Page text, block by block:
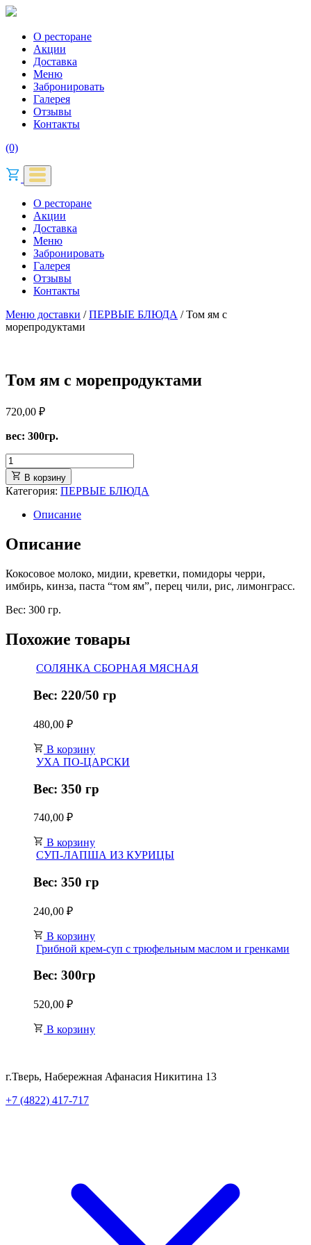
О ресторане
Акции
Доставка
Меню
Забронировать
Галерея
Отзывы
Контакты
(0)
О ресторане
Акции
Доставка
Меню
Забронировать
Галерея
Отзывы
Контакты
Меню доставки /ПЕРВЫЕ БЛЮДА / Том ям с
морепродуктами
Том ям с морепродуктами
720,00 ₽
вес: 300гр.
В корзину
Категория: ПЕРВЫЕ БЛЮДА
Описание
Описание
Кокосовое молоко, мидии, креветки, помидоры черри,
имбирь, кинза, паста “том ям”, перец чили, рис, лимонграсс.
Вес: 300 гр.
Похожие товары
СОЛЯНКА СБОРНАЯ МЯСНАЯ
Вес: 220/50 гр
480,00 ₽
В корзину
УХА ПО-ЦАРСКИ
Вес: 350 гр
740,00 ₽
В корзину
СУП-ЛАПША ИЗ КУРИЦЫ
Вес: 350 гр
240,00 ₽
В корзину
Грибной крем-суп с трюфельным маслом и гренками
Вес: 300гр
520,00 ₽
В корзину
г.Тверь, Набережная Афанасия Никитина 13
+7 (4822) 417-717